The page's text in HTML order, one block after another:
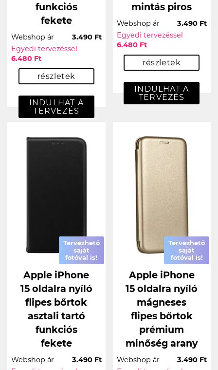
funkciós
fekete
Webshop ár
3.490 Ft
Egyedi tervezéssel
6.480 Ft
részletek
INDULHAT A
TERVEZÉS
mintás piros
Webshop ár
3.490 Ft
Egyedi tervezéssel
6.480 Ft
részletek
INDULHAT A
TERVEZÉS
Tervezhető
saját
fotóval is!
Apple iPhone
15 oldalra nyíló
flipes bőrtok
asztali tartó
funkciós
fekete
Webshop ár
3.490 Ft
Tervezhető
saját
fotóval is!
Apple iPhone
15 oldalra nyíló
mágneses
flipes bőrtok
prémium
minőség arany
Webshop ár
3.490 Ft